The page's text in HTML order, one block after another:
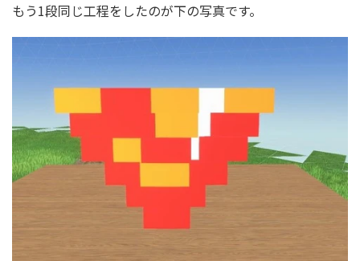
もう1段同じ工程をしたのが下の写真です。